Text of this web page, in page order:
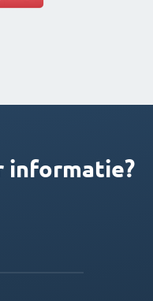
informatie?